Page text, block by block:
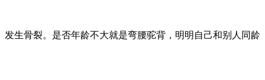
发生骨裂。是否年龄不大就是弯腰驼背，明明自己和别人同龄